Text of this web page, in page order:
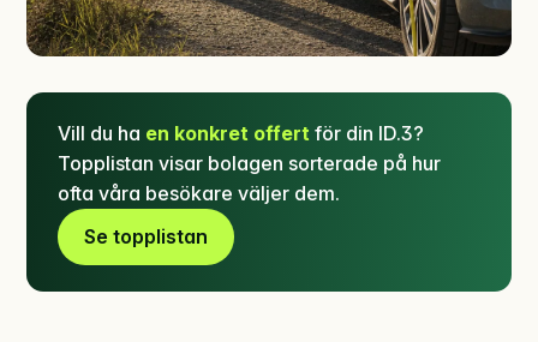
Vill du ha en konkret offert för din ID.3?
Topplistan visar bolagen sorterade på hur
ofta våra besökare väljer dem.
Se topplistan